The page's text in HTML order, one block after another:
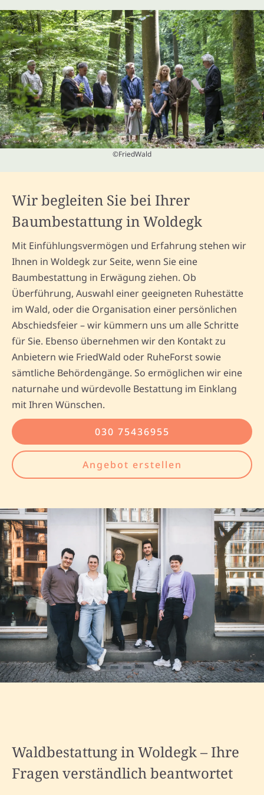
©FriedWald
Wir begleiten Sie bei Ihrer
Baumbestattung in Woldegk
Mit Einfühlungsvermögen und Erfahrung stehen wir
Ihnen in Woldegk zur Seite, wenn Sie eine
Baumbestattung in Erwägung ziehen. Ob
Überführung, Auswahl einer geeigneten Ruhestätte
im Wald, oder die Organisation einer persönlichen
Abschiedsfeier – wir kümmern uns um alle Schritte
für Sie. Ebenso übernehmen wir den Kontakt zu
Anbietern wie FriedWald oder RuheForst sowie
sämtliche Behördengänge. So ermöglichen wir eine
naturnahe und würdevolle Bestattung im Einklang
mit Ihren Wünschen.
030 75436955
Angebot erstellen
Waldbestattung in Woldegk – Ihre
Fragen verständlich beantwortet